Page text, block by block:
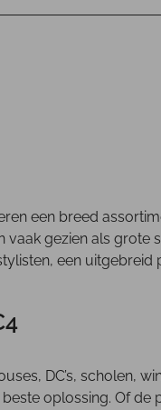
een breed
gezien als
een
DC’s, scholen,
oplossing. Of